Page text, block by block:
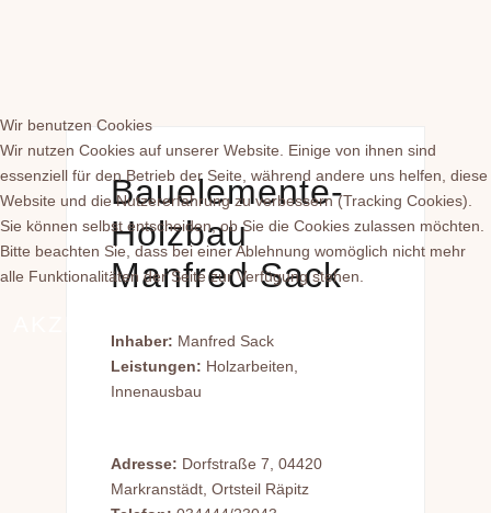
Bauelemente-
Holzbau
Manfred Sack
Inhaber: Manfred Sack
Leistungen: Holzarbeiten,
Innenausbau
Adresse: Dorfstraße 7, 04420
Markranstädt, Ortsteil Räpitz
Wir benutzen Cookies
Wir nutzen Cookies auf unserer Website. Einige von ihnen sind
essenziell für den Betrieb der Seite, während andere uns helfen, diese
Website und die Nutzererfahrung zu verbessern (Tracking Cookies).
Sie können selbst entscheiden, ob Sie die Cookies zulassen möchten.
Bitte beachten Sie, dass bei einer Ablehnung womöglich nicht mehr
alle Funktionalitäten der Seite zur Verfügung stehen.